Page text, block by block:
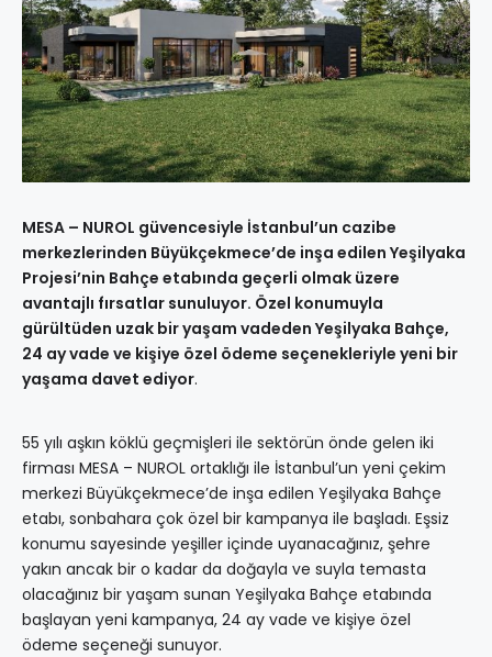
MESA – NUROL güvencesiyle İstanbul’un cazibe
merkezlerinden Büyükçekmece’de inşa edilen Yeşilyaka
Projesi’nin Bahçe etabında geçerli olmak üzere
avantajlı fırsatlar sunuluyor. Özel konumuyla
gürültüden uzak bir yaşam vadeden Yeşilyaka Bahçe,
24 ay vade ve kişiye özel ödeme seçenekleriyle yeni bir
yaşama davet ediyor.
55 yılı aşkın köklü geçmişleri ile sektörün önde gelen iki
firması MESA – NUROL ortaklığı ile İstanbul’un yeni çekim
merkezi Büyükçekmece’de inşa edilen Yeşilyaka Bahçe
etabı, sonbahara çok özel bir kampanya ile başladı. Eşsiz
konumu sayesinde yeşiller içinde uyanacağınız, şehre
yakın ancak bir o kadar da doğayla ve suyla temasta
olacağınız bir yaşam sunan Yeşilyaka Bahçe etabında
başlayan yeni kampanya, 24 ay vade ve kişiye özel
ödeme seçeneği sunuyor.